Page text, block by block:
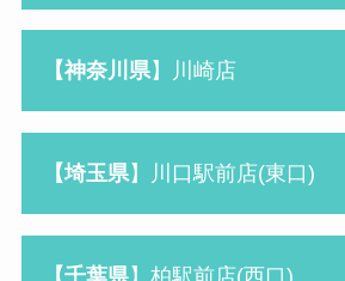
【神奈川県】川崎店
【埼玉県】川口駅前店(東口)
【千葉県】柏駅前店(西口)